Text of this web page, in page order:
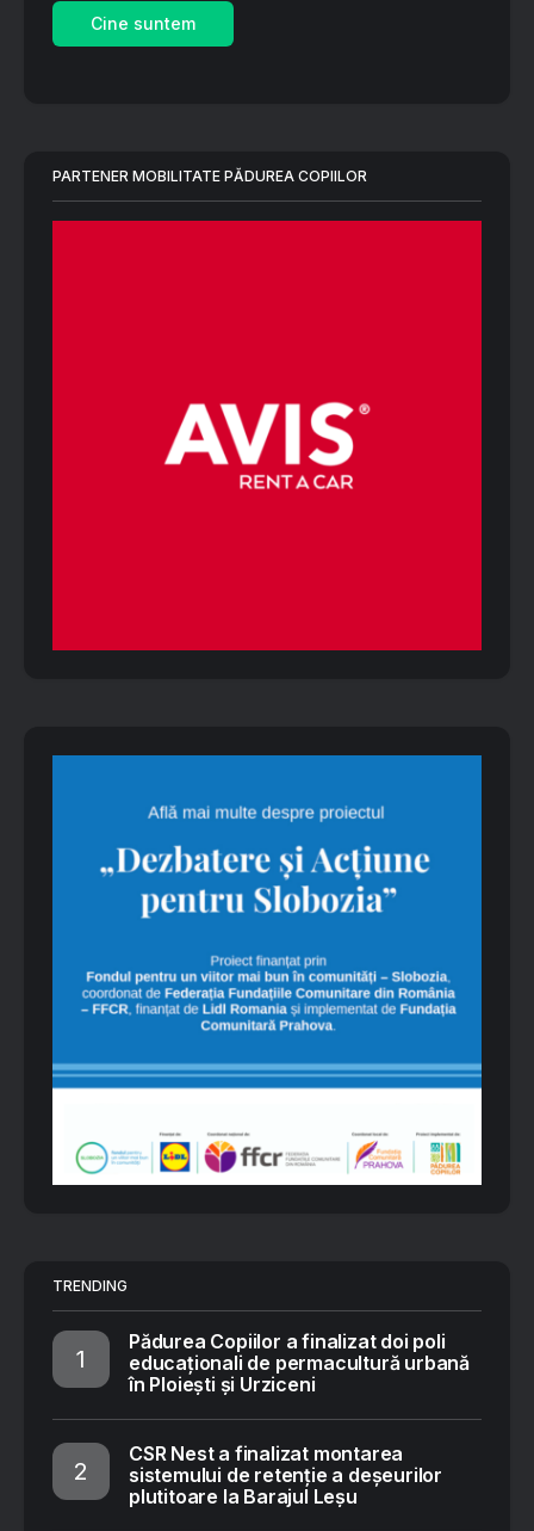
Cine suntem
PARTENER MOBILITATE PĂDUREA COPIILOR
TRENDING
Pădurea Copiilor a finalizat doi poli
educaționali de permacultură urbană
în Ploiești și Urziceni
CSR Nest a finalizat montarea
sistemului de retenție a deșeurilor
plutitoare la Barajul Leșu